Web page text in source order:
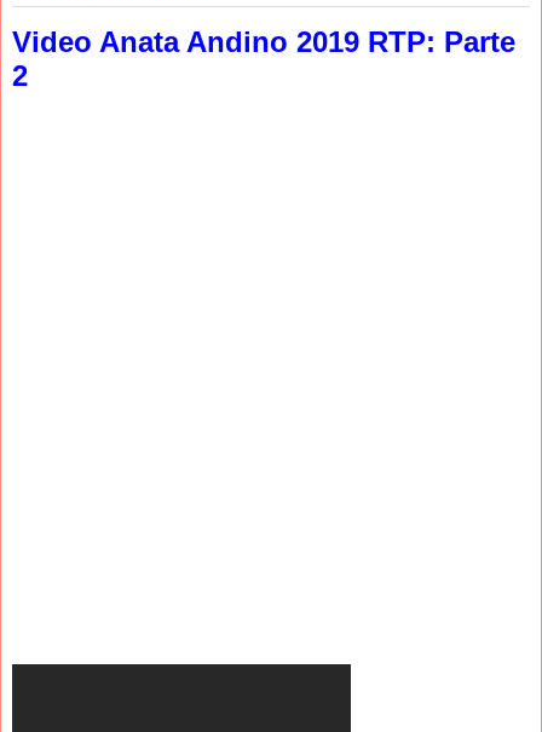
Video Anata Andino 2019 RTP: Parte
2